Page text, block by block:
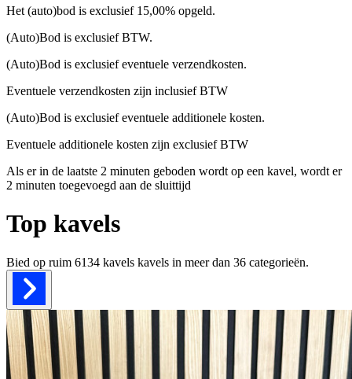
Het (auto)bod is exclusief 15,00% opgeld.
(Auto)Bod is exclusief BTW.
(Auto)Bod is exclusief eventuele verzendkosten.
Eventuele verzendkosten zijn inclusief BTW
(Auto)Bod is exclusief eventuele additionele kosten.
Eventuele additionele kosten zijn exclusief BTW
Als er in de laatste 2 minuten geboden wordt op een kavel, wordt er
2 minuten toegevoegd aan de sluittijd
Top kavels
Bied op ruim 6134 kavels kavels in meer dan 36 categorieën.